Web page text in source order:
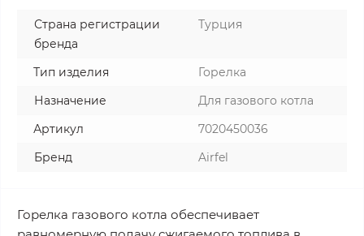
Страна регистрации
бренда
Турция
Тип изделия
Горелка
Назначение
Для газового котла
Артикул
7020450036
Бренд
Airfel
Горелка газового котла обеспечивает